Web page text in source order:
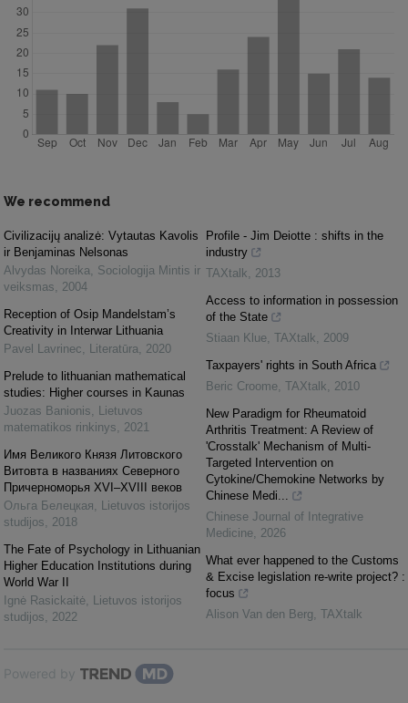
We recommend
Civilizacijų analizė: Vytautas Kavolis
ir Benjaminas Nelsonas
Alvydas Noreika
Sociologija Mintis ir
veiksmas
2004
Reception of Osip Mandelstam’s
Creativity in Interwar Lithuania
Pavel Lavrinec
Literatūra
2020
Prelude to lithuanian mathematical
studies: Higher courses in Kaunas
Juozas Banionis
Lietuvos
matematikos rinkinys
2021
Имя Великого Князя Литовского
Витовта в названиях Северного
Причерноморья XVI–XVIII веков
Ольга Белецкая
Lietuvos istorijos
studijos
2018
The Fate of Psychology in Lithuanian
Higher Education Institutions during
World War II
Ignė Rasickaitė Lietuvos istorijos
studijos
2022
Profile - Jim Deiotte : shifts in the
industry
TAXtalk
2013
Access to information in possession
of the State
Stiaan Klue TAXtalk
2009
Taxpayers' rights in South Africa
Beric Croome TAXtalk
2010
New Paradigm for Rheumatoid
Arthritis Treatment: A Review of
'Crosstalk' Mechanism of Multi-
Targeted Intervention on
Cytokine/Chemokine Networks by
Chinese Medi...
Chinese Journal of Integrative
Medicine 2026
What ever happened to the Customs
& Excise legislation re-write project? :
focus
Alison Van den Berg TAXtalk
Powered by